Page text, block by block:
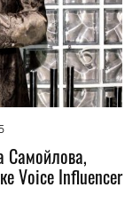
Самойлова,
Voice Influencer